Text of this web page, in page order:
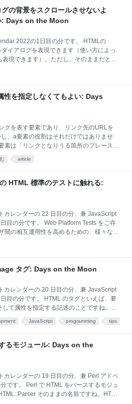
が使われる環境では、overflow: autoな要
とはみ出さないときで内容の幅が変わっ
ールバーが使われる環境でも内容の幅を一
れば、スクロールバーが表示されないと
の背景をスクロールさせないよ
: Days on the Moon
2022の1日目の分です。 HTMLの
イアログを表現できます（使い方によっ
現できます）。ただし、そのままだとモ
下の記述で実現できるはずです（デ
contain; } しかしながら、この方法
通り動作しますがマウスホイールによる
10
性を指定しなくてもよい: Days
クを表す要素であり、リンク先のURLを
、a要素の役割はそれだけではありませ
素は「リンクとなりうる箇所のプレースホ
きます。この場合はhref属性を指定しませ
例として、ナビゲーションやタブUI、パン
最新記事</a></li> <li><a
a></li> <li><a href="/settings">設定</a>
でa要素を生成する場合、href属性を指
article
HTML 標準のテストに触れる:
カレンダーの 22 日目の分、兼 JavaScript
目の分です。 Web Platform Tests をご存
間の相互運用性を高めるための、様々な
す。試しに HTML 標準に関するテストを
からディレクトリをたどって
に行くと、数多くのテストファイル
ストの先頭にある D
タグ: Days on the Moon
カレンダーの 20 日目の分、兼 JavaScript
目の分です。 HTML のタグといえば、要
て属性を指定する記述のことですね。開
の要素が生成される場合があります。 以下
。タグに記述された名前は image なの
のです。 const div =
div.innerHTML = '<image src="" alt="">';
JavaScript programming tips
るモジュール: Days on the
カレンダーの 19 日目の分、兼 Perl アドベ
です。 Perl で HTML をパースするモジュ
そのままの名前ですね。HTML